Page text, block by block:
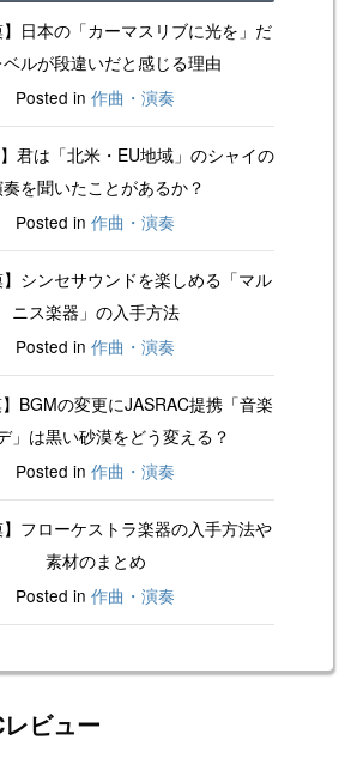
】日本の「カーマスリブに光を」だ
ベルが段違いだと感じる理由
Posted in 作曲・演奏
】君は「北米・EU地域」のシャイの
を聞いたことがあるか？
Posted in 作曲・演奏
】シンセサウンドを楽しめる「マル
ニス楽器」の入手方法
Posted in 作曲・演奏
】BGMの変更にJASRAC提携「音楽
」は黒い砂漠をどう変える？
Posted in 作曲・演奏
】フローケストラ楽器の入手方法や
素材のまとめ
Posted in 作曲・演奏
ビュー